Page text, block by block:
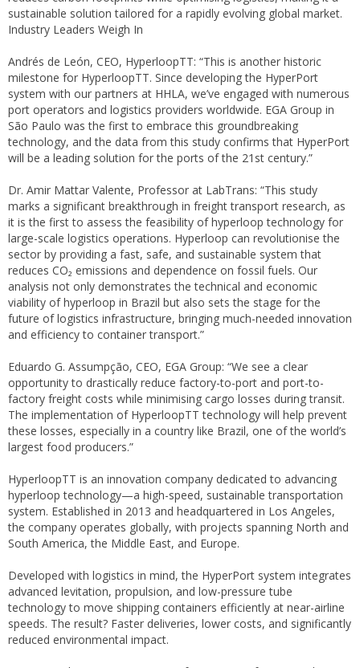
sustainable solution tailored for a rapidly evolving global market.
Industry Leaders Weigh In
Andrés de León, CEO, HyperloopTT: “This is another historic
milestone for HyperloopTT. Since developing the HyperPort
system with our partners at HHLA, we’ve engaged with numerous
port operators and logistics providers worldwide. EGA Group in
São Paulo was the first to embrace this groundbreaking
technology, and the data from this study confirms that HyperPort
will be a leading solution for the ports of the 21st century.”
Dr. Amir Mattar Valente, Professor at LabTrans: “This study
marks a significant breakthrough in freight transport research, as
it is the first to assess the feasibility of hyperloop technology for
large-scale logistics operations. Hyperloop can revolutionise the
sector by providing a fast, safe, and sustainable system that
reduces CO₂ emissions and dependence on fossil fuels. Our
analysis not only demonstrates the technical and economic
viability of hyperloop in Brazil but also sets the stage for the
future of logistics infrastructure, bringing much-needed innovation
and efficiency to container transport.”
Eduardo G. Assumpção, CEO, EGA Group: “We see a clear
opportunity to drastically reduce factory-to-port and port-to-
factory freight costs while minimising cargo losses during transit.
The implementation of HyperloopTT technology will help prevent
these losses, especially in a country like Brazil, one of the world’s
largest food producers.”
HyperloopTT is an innovation company dedicated to advancing
hyperloop technology—a high-speed, sustainable transportation
system. Established in 2013 and headquartered in Los Angeles,
the company operates globally, with projects spanning North and
South America, the Middle East, and Europe.
Developed with logistics in mind, the HyperPort system integrates
advanced levitation, propulsion, and low-pressure tube
technology to move shipping containers efficiently at near-airline
speeds. The result? Faster deliveries, lower costs, and significantly
reduced environmental impact.